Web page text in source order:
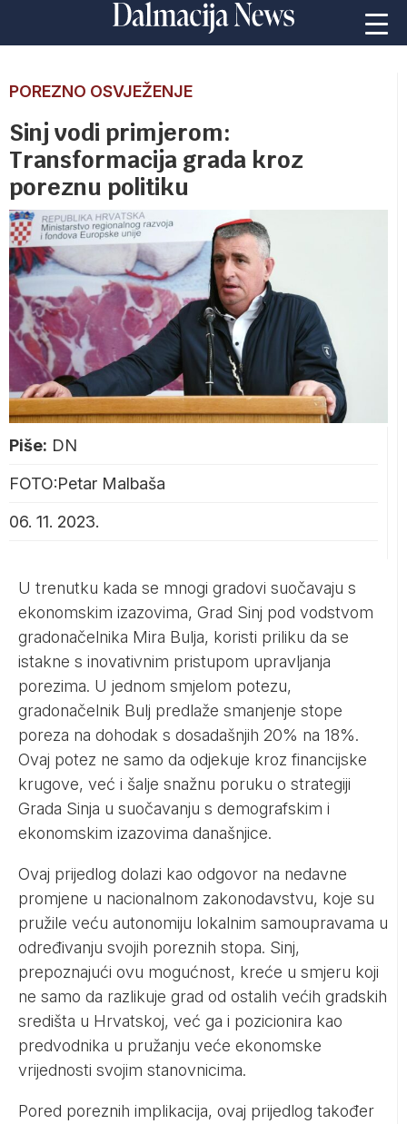
POREZNO OSVJEŽENJE
Sinj vodi primjerom:
Transformacija grada kroz
poreznu politiku
Piše: DN
FOTO:Petar Malbaša
06. 11. 2023.
U trenutku kada se mnogi gradovi suočavaju s
ekonomskim izazovima, Grad Sinj pod vodstvom
gradonačelnika Mira Bulja, koristi priliku da se
istakne s inovativnim pristupom upravljanja
porezima. U jednom smjelom potezu,
gradonačelnik Bulj predlaže smanjenje stope
poreza na dohodak s dosadašnjih 20% na 18%.
Ovaj potez ne samo da odjekuje kroz financijske
krugove, već i šalje snažnu poruku o strategiji
Grada Sinja u suočavanju s demografskim i
ekonomskim izazovima današnjice.
Ovaj prijedlog dolazi kao odgovor na nedavne
promjene u nacionalnom zakonodavstvu, koje su
pružile veću autonomiju lokalnim samoupravama u
određivanju svojih poreznih stopa. Sinj,
prepoznajući ovu mogućnost, kreće u smjeru koji
ne samo da razlikuje grad od ostalih većih gradskih
središta u Hrvatskoj, već ga i pozicionira kao
predvodnika u pružanju veće ekonomske
vrijednosti svojim stanovnicima.
Pored poreznih implikacija, ovaj prijedlog također